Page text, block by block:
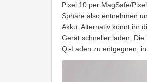
Pixel 10 per MagSafe/
Sphäre also entnehmen
Akku. Alternativ könnt ihr
Gerät schneller laden.
Qi-Laden zu entgegnen,